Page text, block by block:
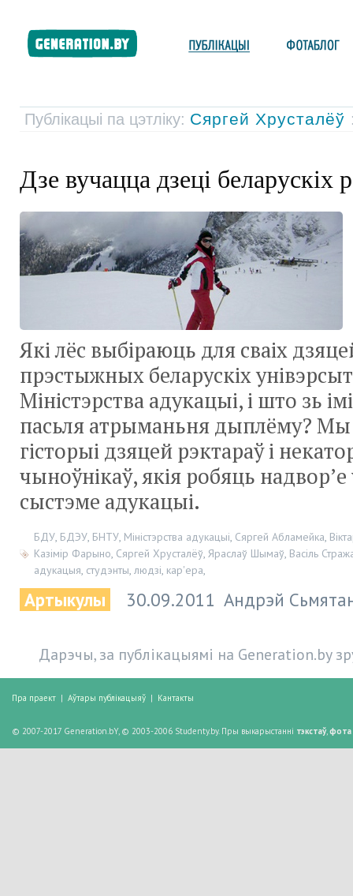
Публікацыі па цэтліку: Сяргей Хрусталёў
Дзе вучацца дзеці беларускіх
Які лёс выбіраюць для сваіх
прэстыжных беларускіх
Міністэрства адукацыі, і што зь
пасьля атрыманьня дыплёму? Мы
гісторыі дзяцей рэктараў і
чыноўнікаў, якія робяць надвор’е
сыстэме адукацыі.
БДУ, БДЭУ, БНТУ, Міністэрства адукацыі, Сяргей Абламейка,
Казімір Фарыно, Сяргей Хрусталёў, Яраслаў Шымаў, Васіль
адукацыя, студэнты, людзі, кар'ера,
Артыкулы 30.09.2011 Андрэй
Дарэчы, за публікацыямі на Generation.by
Пра праект | Аўтары публікацыяў | Кантакты
© 2007-2017 Generation.bY, © 2003-2006 Studenty.by. Пры выкарыстанні тэкстаў,фота